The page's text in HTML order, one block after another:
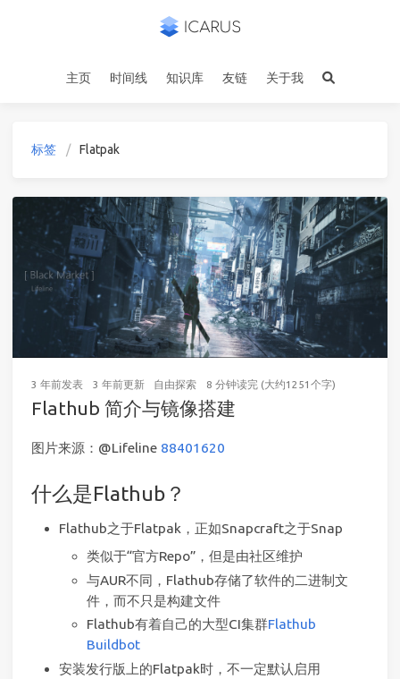
主页 时间线 知识库 友链 关于我
标签 Flatpak
3 年前发表 3 年前更新 自由探索 8 分钟读完 (大约1251个字)
Flathub 简介与镜像搭建
图片来源：@Lifeline 88401620
什么是Flathub？
Flathub之于Flatpak，正如Snapcraft之于Snap
类似于“官方Repo”，但是由社区维护
与AUR不同，Flathub存储了软件的二进制文
件，而不只是构建文件
Flathub有着自己的大型CI集群Flathub
Buildbot
安装发行版上的Flatpak时，不一定默认启用